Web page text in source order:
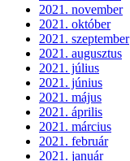
2021. november
2021. október
2021. szeptember
2021. augusztus
2021. július
2021. június
2021. május
2021. április
2021. március
2021. február
2021. január